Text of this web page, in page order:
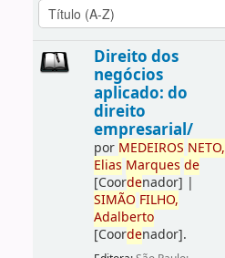
Direito dos
negócios
aplicado: do
direito
empresarial/
por MEDEIROS NETO,
Elias Marques de
[Coordenador] |
SIMÃO FILHO,
Adalberto
[Coordenador].